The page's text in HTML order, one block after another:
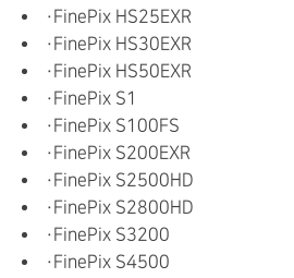
・FinePix HS25EXR
・FinePix HS30EXR
・FinePix HS50EXR
・FinePix S1
・FinePix S100FS
・FinePix S200EXR
・FinePix S2500HD
・FinePix S2800HD
・FinePix S3200
・FinePix S4500